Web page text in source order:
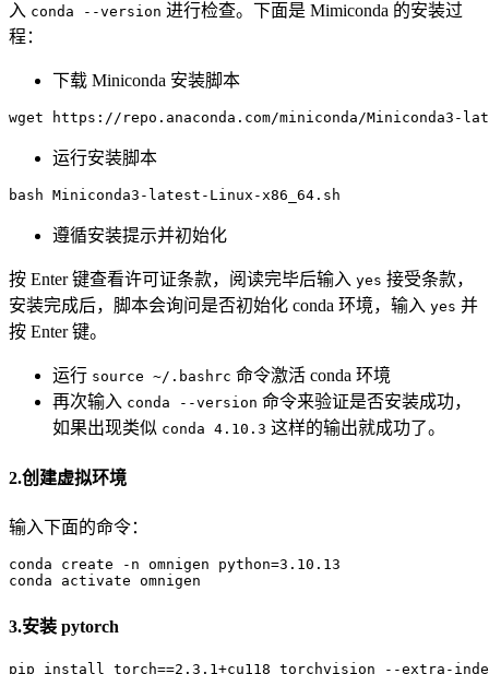
入 conda --version 进行检查。下面是 Mimiconda 的安装过
程：
下载 Miniconda 安装脚本
wget https://repo.anaconda.com/miniconda/Miniconda3 -
运行安装脚本
bash Miniconda3 -latest-Linux-x86 64
遵循安装提示并初始化
按 Enter 键查看许可证条款，阅读完毕后输入 yes 接受条款，
安装完成后，脚本会询问是否初始化 conda 环境，输入 yes 并
按 Enter 键。
运行 source ~/.bashrc 命令激活 conda 环境
再次输入 conda --version 命令来验证是否安装成功，
如果出现类似 conda 4.10.3 这样的输出就成功了。
2.创建虚拟环境
输入下面的命令：
conda create -n omnigen python=3 . 10 . 13
conda
3.安装 pytorch
pip install torch==2 . 3 . 1+cu118 torchvision --extra-